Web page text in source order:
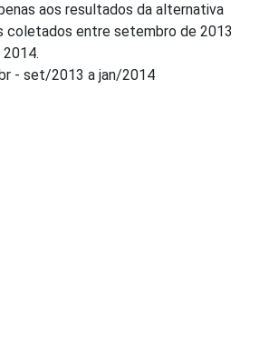
aos resultados da alternativa
coletados entre setembro de 2013
2014.
- set/2013 a jan/2014